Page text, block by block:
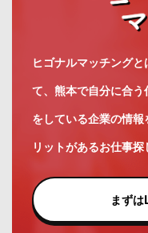
ヒゴナルマッチング
て、熊本で自分に合
をしている企業の情
リットがあるお仕事探
まずは